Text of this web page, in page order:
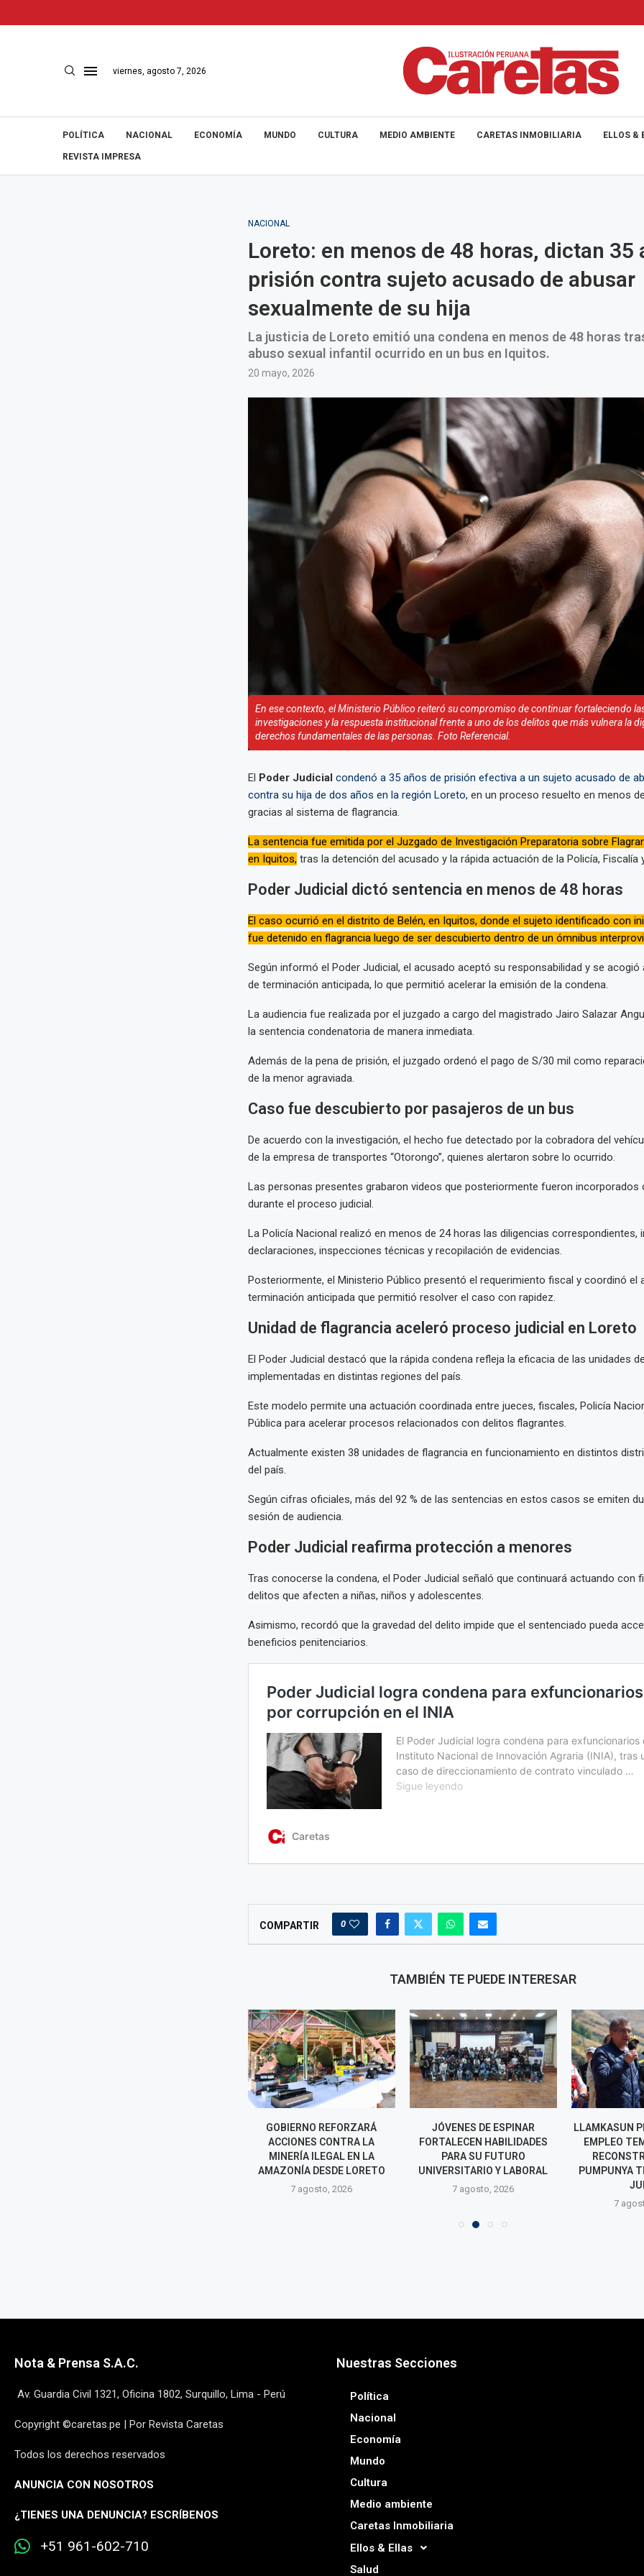
viernes, agosto 7, 2026
POLÍTICA NACIONAL ECONOMÍA MUNDO CULTURA MEDIO AMBIENTE CARETAS INMOBILIARIA ELLOS &
REVISTA IMPRESA
NACIONAL
Loreto: en menos de 48 horas, dictan 35
prisión contra sujeto acusado de abusar
sexualmente de su hija
La justicia de Loreto emitió una condena en menos de 48 horas
abuso sexual infantil ocurrido en un bus en Iquitos.
20 mayo, 2026
En ese contexto, el Ministerio Público reiteró su compromiso de continuar fortaleciendo
investigaciones y la respuesta institucional frente a uno de los delitos que más vulnera la
derechos fundamentales de las personas. Foto Referencial.
El Poder Judicial condenó a 35 años de prisión efectiva a un sujeto acusado de
contra su hija de dos años en la región Loreto, en un proceso resuelto en menos
gracias al sistema de flagrancia.
La sentencia fue emitida por el Juzgado de Investigación Preparatoria sobre
en Iquitos,tras la detención del acusado y la rápida actuación de la Policía, Fiscalía
Poder Judicial dictó sentencia en menos de 48 horas
El caso ocurrió en el distrito de Belén, en Iquitos, donde el sujeto identificado con
fue detenido en flagrancia luego de ser descubierto dentro de un ómnibus
Según informó el Poder Judicial, el acusado aceptó su responsabilidad y se acogió
de terminación anticipada, lo que permitió acelerar la emisión de la condena.
La audiencia fue realizada por el juzgado a cargo del magistrado Jairo Salazar
la sentencia condenatoria de manera inmediata.
Además de la pena de prisión, el juzgado ordenó el pago de S/30 mil como
de la menor agraviada.
Caso fue descubierto por pasajeros de un bus
De acuerdo con la investigación, el hecho fue detectado por la cobradora del
de la empresa de transportes “Otorongo”, quienes alertaron sobre lo ocurrido.
Las personas presentes grabaron videos que posteriormente fueron incorporados
durante el proceso judicial.
La Policía Nacional realizó en menos de 24 horas las diligencias correspondientes,
declaraciones, inspecciones técnicas y recopilación de evidencias.
Posteriormente, el Ministerio Público presentó el requerimiento fiscal y coordinó el
terminación anticipada que permitió resolver el caso con rapidez.
Unidad de flagrancia aceleró proceso judicial en Loreto
El Poder Judicial destacó que la rápida condena refleja la eficacia de las unidades
implementadas en distintas regiones del país.
Este modelo permite una actuación coordinada entre jueces, fiscales, Policía
Pública para acelerar procesos relacionados con delitos flagrantes.
Actualmente existen 38 unidades de flagrancia en funcionamiento en distintos
del país.
Según cifras oficiales, más del 92 % de las sentencias en estos casos se emiten
sesión de audiencia.
Poder Judicial reafirma protección a menores
Tras conocerse la condena, el Poder Judicial señaló que continuará actuando con
delitos que afecten a niñas, niños y adolescentes.
Asimismo, recordó que la gravedad del delito impide que el sentenciado pueda
beneficios penitenciarios.
COMPARTIR 0
TAMBIÉN TE PUEDE INTERESAR
GOBIERNO REFORZARÁ
ACCIONES CONTRA LA
MINERÍA ILEGAL EN LA
AMAZONÍA DESDE LORETO
7 agosto, 2026
JÓVENES DE ESPINAR
FORTALECEN HABILIDADES
PARA SU FUTURO
UNIVERSITARIO Y LABORAL
7 agosto, 2026
LLAMKASUN
EMPLEO
PUMPUNYA
7
Nota & Prensa S.A.C.
Av. Guardia Civil 1321, Oficina 1802, Surquillo, Lima - Perú
Copyright ©caretas.pe | Por Revista Caretas
Todos los derechos reservados
ANUNCIA CON NOSOTROS
¿TIENES UNA DENUNCIA? ESCRÍBENOS
+51 961-602-710
Nuestras Secciones
Política
Nacional
Economía
Mundo
Cultura
Medio ambiente
Caretas Inmobiliaria
Ellos & Ellas
Salud